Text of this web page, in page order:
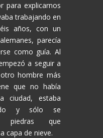
para explicarnos
trabajando en
años, con un
parecía
como guía. Al
a seguir a
hombre más
que no había
ciudad, estaba
y sólo se
piedras que
capa de nieve.